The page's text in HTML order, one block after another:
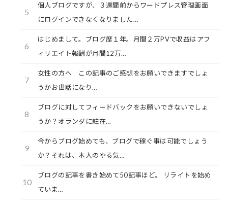
5
個人ブログですが、３週間前からワードプレス管理画面
にログインできなくなりました…
6
はじめまして。ブログ歴１年。月間２万PVで収益はアフ
ィリエイト報酬が月間12万…
7
女性の方へ この記事のご感想をお願いできますでしょ
うかお世話になり…
8
ブログに対してフィードバックをお願いできないでしょ
うか？オランダに駐在…
9
今からブログ始めても、ブログで稼ぐ事は可能でしょう
か？それは、本人のやる気…
10
ブログの記事を書き始めて50記事ほど。 リライトを始め
ていま…